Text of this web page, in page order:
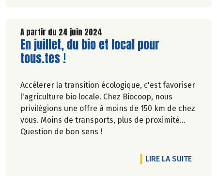
Découvrez celui de Juillet 2024 !
A partir du 24 juin 2024
Lire la suite de l'article
En juillet, du bio et local pour
tous.tes !
Accélerer la transition écologique, c'est favoriser
l'agriculture bio locale. Chez Biocoop, nous
privilégions une offre à moins de 150 km de chez
vous. Moins de transports, plus de proximité...
Question de bon sens !
LIRE LA SUITEDE